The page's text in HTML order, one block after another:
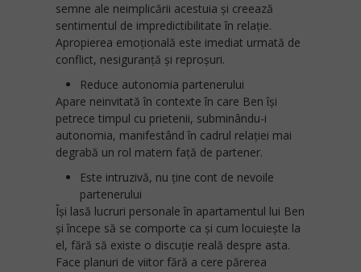
semne ale neimplicării acestuia și creează
sentimentul de impredictibilitate în relație.
Apropierea emoțională este imediat urmată de
conflict, nesiguranță și reproșuri.
Reduce autonomia partenerului
Apare neinvitată în contexte în care Ben își
petrece timpul cu prietenii, subminându-i
autonomia, manifestând în cadrul relației mai
degrabă un rol matern față de partener.
Este intruzivă, nu ține cont de nevoile
partenerului
Își lasă lucruri personale în apartamentul lui Ben
și începe să se comporte ca și cum locuiește la
el, fără să existe o discuție reală despre asta.
Face planuri de viitor fără a cere părerea